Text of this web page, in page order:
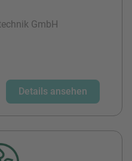
GmbH
Details ansehen